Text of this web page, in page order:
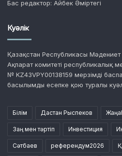
Бас редактор: Айбек Әміртегі
Куәлік
Қазақстан Республикасы Мәдениет
Ақпарат комитеті республикалық
№ KZ43VPY00138159 мерзімді
басылымды есепке қою туралы
Білім Дастан Рыспеков
Заң мен тәртіп Инвестиция
Сәтбаев референдум2026